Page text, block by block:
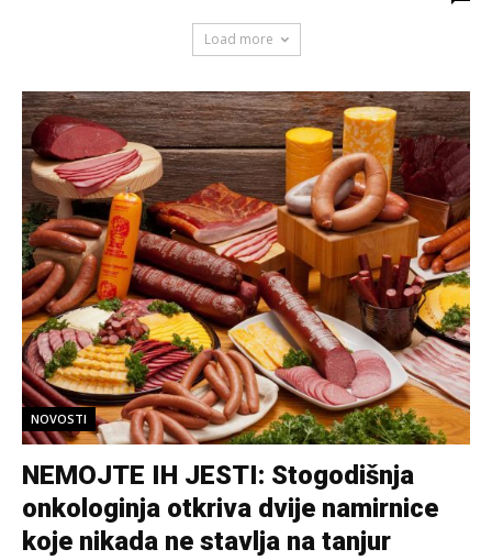
Load more
NOVOSTI
NEMOJTE IH JESTI: Stogodišnja
onkologinja otkriva dvije namirnice
koje nikada ne stavlja na tanjur